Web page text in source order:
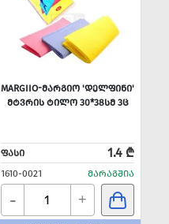
MARGIIO-ᲛᲐᲠᲒᲘᲝ 'ᲓᲔᲚᲤᲘᲜᲘ'
ᲛᲢᲕᲠᲘᲡ ᲢᲘᲚᲝ 30*38ᲡᲛ 3Ც
ᲤᲐᲡᲘ 1.4 ₾
1610-0021 ᲛᲐᲠᲐᲒᲨᲘᲐ
- +